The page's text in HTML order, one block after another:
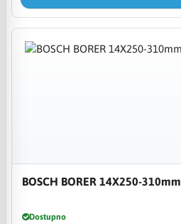
BOSCH BORER 14X250-310mm
Dostupno